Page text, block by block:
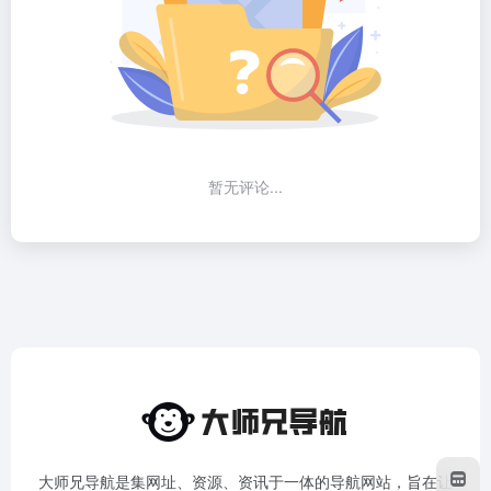
暂无评论...
大师兄导航是集网址、资源、资讯于一体的导航网站，旨在让